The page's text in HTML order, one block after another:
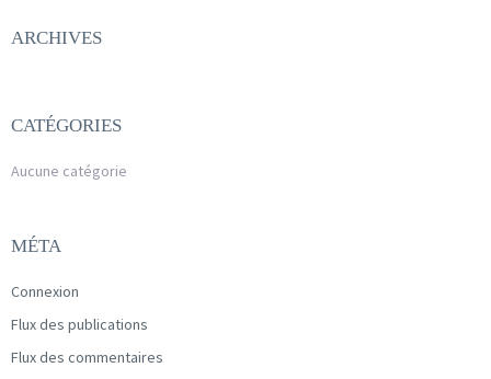
ARCHIVES
CATÉGORIES
Aucune catégorie
MÉTA
Connexion
Flux des publications
Flux des commentaires